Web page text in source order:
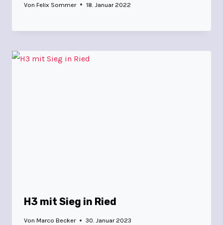
Von Felix Sommer 18. Januar 2022
H3 mit Sieg in Ried
Von Marco Becker 30. Januar 2023